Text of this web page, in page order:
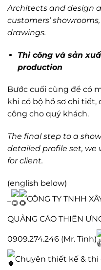
Architects and design
customers’
drawings.
Thi công và sản
production
Bước cuối cùng để có
khi có bộ hồ sơ chi
công cho quý khách.
The final step to a
detailed profile set, we
for client.
(english below)
CÔNG TY TNHH
QUẢNG CÁO THIÊN
0909.274.246 (Mr. Tình)
Chuyên thiết kế & thi